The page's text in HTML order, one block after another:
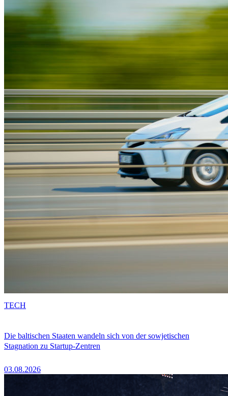
Die baltischen Staaten wandeln sich von der sowjetischen
Stagnation zu Startup-Zentren
03.08.2026
TECH